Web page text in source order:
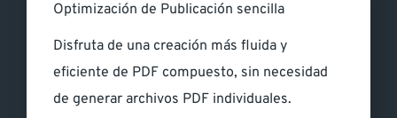
Optimización de Publicación sencilla
Disfruta de una creación más fluida y
eficiente de PDF compuesto, sin necesidad
de generar archivos PDF individuales.